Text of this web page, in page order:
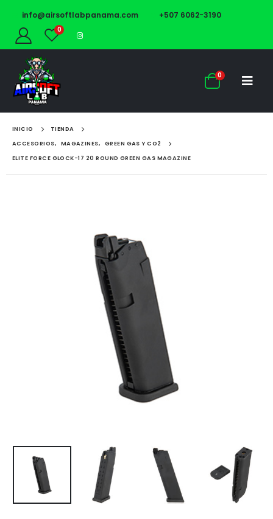
info@airsoftlabpanama.com +507 6062-3190
0
0
INICIO
TIENDA
ACCESORIOS, MAGAZINES,
GREEN GAS Y CO2
ELITE FORCE GLOCK-17 20 ROUND GREEN GAS MAGAZINE